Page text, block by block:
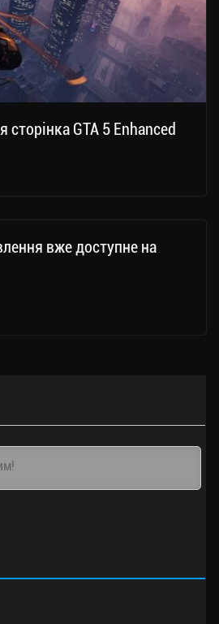
сторінка GTA 5 Enhanced
вже доступне на